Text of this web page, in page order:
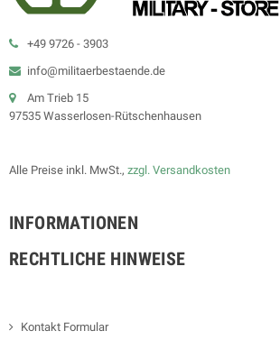
+49 9726 - 3903
info@militaerbestaende.de
Am Trieb 15
97535 Wasserlosen-Rütschenhausen
Alle Preise inkl. MwSt., zzgl. Versandkosten
INFORMATIONEN
RECHTLICHE HINWEISE
Kontakt Formular